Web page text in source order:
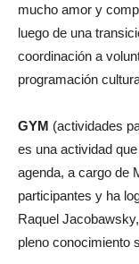
mucho amor y
luego de una
coordinación a
programación
GYM (actividades
es una actividad
agenda, a cargo de
participantes y ha
Raquel
pleno conocimiento